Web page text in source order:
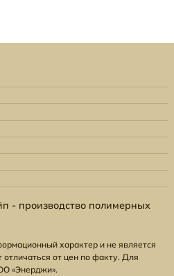
производство полимерных
характер и не является
от цен по факту. Для
«Энерджи».